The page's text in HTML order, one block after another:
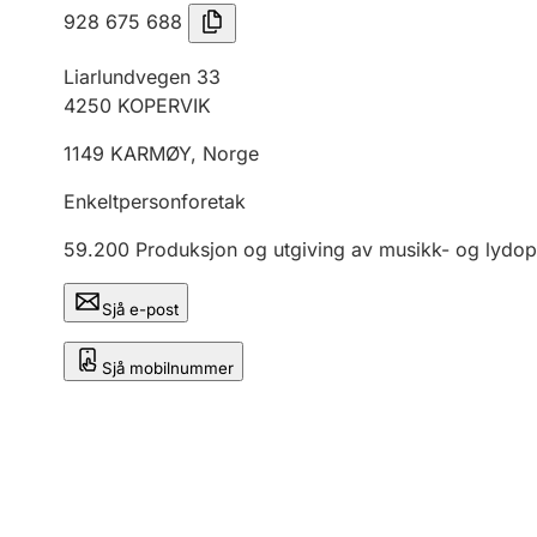
928 675 688
Liarlundvegen 33
4250 KOPERVIK
1149 KARMØY, Norge
Enkeltpersonforetak
59.200 Produksjon og utgiving av musikk- og
Sjå e-post
Sjå mobilnummer